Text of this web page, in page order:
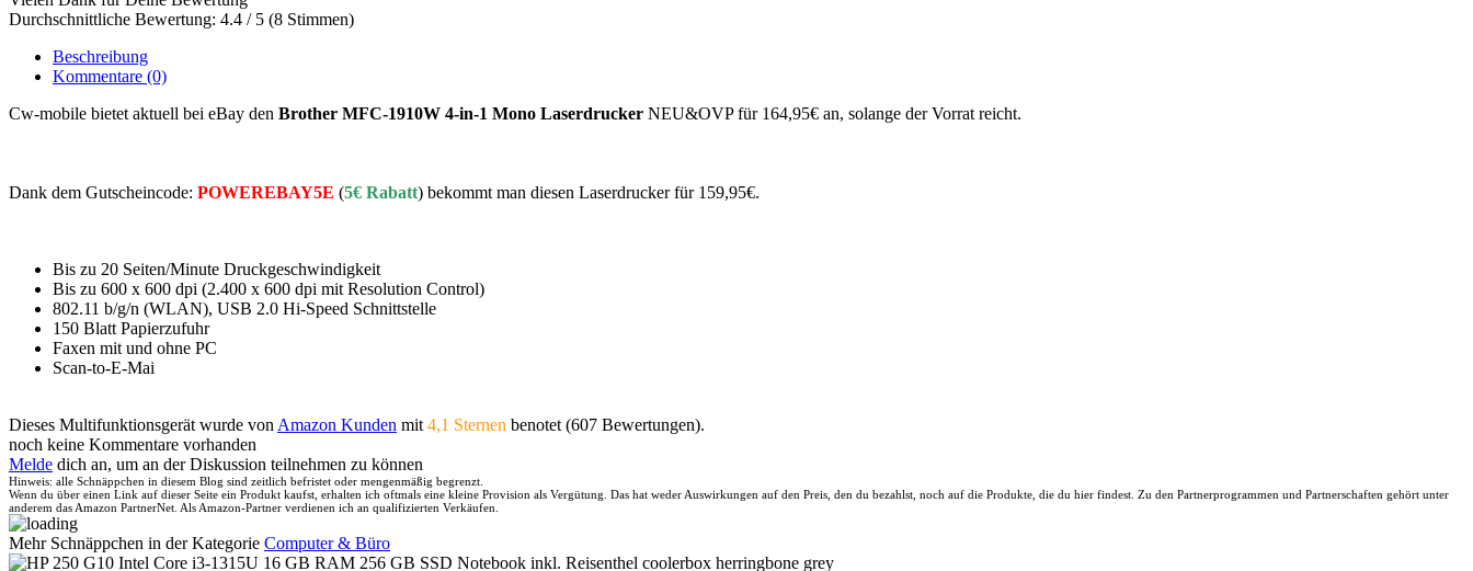
Durchschnittliche Bewertung: 4.4 / 5 (8 Stimmen)
Beschreibung
Kommentare (0)
Cw-mobile bietet aktuell bei eBay den Brother MFC-1910W 4-in-1 Mono Laserdrucker NEU&OVP für 164,95€ an, solange der Vorrat reicht.
Dank dem Gutscheincode: POWEREBAY5E (5€ Rabatt) bekommt man diesen Laserdrucker für 159,95€.
Bis zu 20 Seiten/Minute Druckgeschwindigkeit
Bis zu 600 x 600 dpi (2.400 x 600 dpi mit Resolution Control)
802.11 b/g/n (WLAN), USB 2.0 Hi-Speed Schnittstelle
150 Blatt Papierzufuhr
Faxen mit und ohne PC
Scan-to-E-Mai
Dieses Multifunktionsgerät wurde von Amazon Kunden mit 4,1 Sternen benotet (607 Bewertungen).
noch keine Kommentare vorhanden
Melde dich an, um an der Diskussion teilnehmen zu können
Hinweis: alle Schnäppchen in diesem Blog sind zeitlich befristet oder mengenmäßig begrenzt.
Wenn du über einen Link auf dieser Seite ein Produkt kaufst, erhalten ich oftmals eine kleine Provision als Vergütung. Das hat weder Auswirkungen auf den Preis, den du bezahlst, noch auf die Produkte, die du hier findest. Zu den Partnerprogrammen und Partnerschaften gehört unter
anderem das Amazon PartnerNet. Als Amazon-Partner verdienen ich an qualifizierten Verkäufen.
Mehr Schnäppchen in der Kategorie Computer & Büro